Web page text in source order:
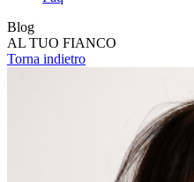
Blog
AL TUO FIANCO
Torna indietro